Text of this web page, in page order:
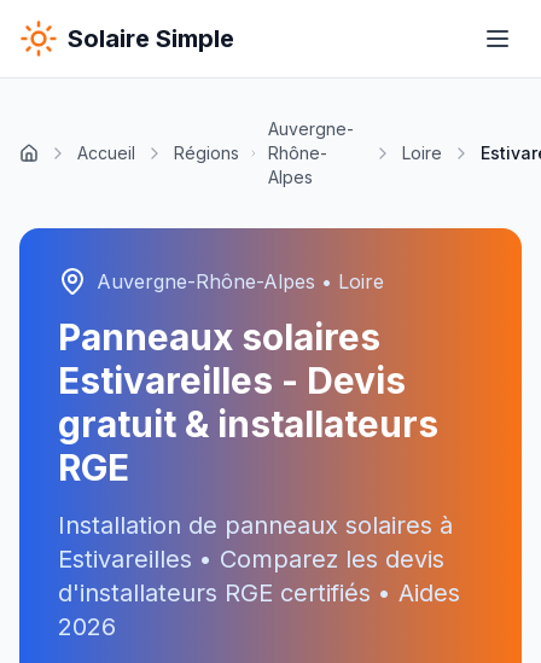
Solaire Simple
Accueil Régions
Auvergne-
Rhône-
Alpes
Loire
Auvergne-Rhône-Alpes • Loire
Panneaux solaires
Estivareilles - Devis
gratuit & installateurs
RGE
Installation de panneaux solaires à
Estivareilles • Comparez les devis
d'installateurs RGE certifiés • Aides
2026